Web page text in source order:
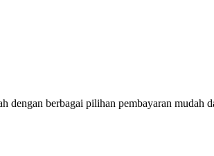
berbagai pilihan pembayaran mudah